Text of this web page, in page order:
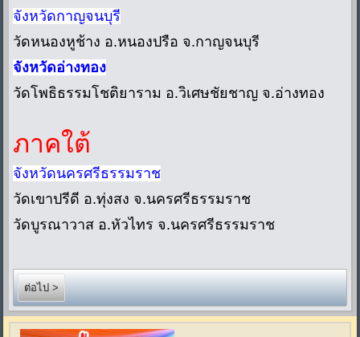
จังหวัดกาญจนบุรี
วัดหนองหูช้าง อ.หนองปรือ จ.กาญจนบุรี
จังหวัดอ่างทอง
วัดโพธิธรรมโชติยาราม อ.วิเศษชัยชาญ จ.อ่างทอง
ภาคใต้
จังหวัดนครศรีธรรมราช
วัดเขาปรีดี อ.ทุ่งสง จ.นครศรีธรรมราช
วัดบูรณาวาส อ.หัวไทร จ.นครศรีธรรมราช
ต่อไป >